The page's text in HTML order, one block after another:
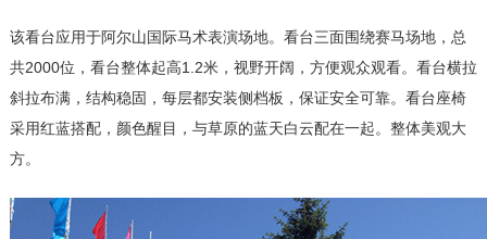
该看台应用于阿尔山国际马术表演场地。看台三面围绕赛马场地，总
共2000位，看台整体起高1.2米，视野开阔，方便观众观看。看台横拉
斜拉布满，结构稳固，每层都安装侧档板，保证安全可靠。看台座椅
采用红蓝搭配，颜色醒目，与草原的蓝天白云配在一起。整体美观大
方。